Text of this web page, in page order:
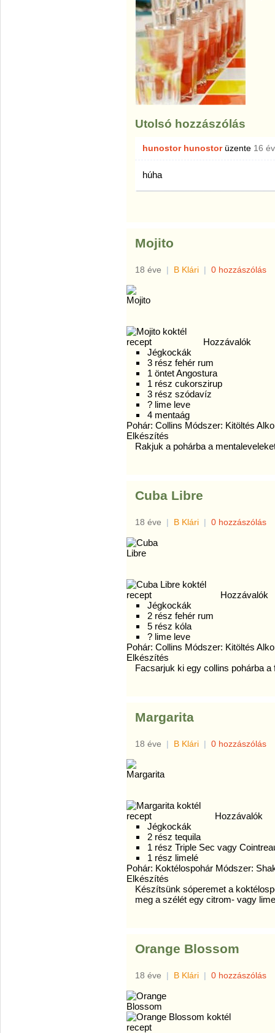
Utolsó hozzászólás
hunostor hunostorüzente 16
húha
Mojito
18 éve | B Klári | 0 hozzászólás
Hozzávalók
Jégkockák
3 rész fehér rum
1 öntet Angostura
1 rész cukorszirup
3 rész szódavíz
? lime leve
4 mentaág
Pohár: Collins Módszer: Kitöltés
Elkészítés
Rakjuk a pohárba a
Cuba Libre
18 éve | B Klári | 0 hozzászólás
Hozzávalók
Jégkockák
2 rész fehér rum
5 rész kóla
? lime leve
Pohár: Collins Módszer: Kitöltés
Elkészítés
Facsarjuk ki egy collins pohárba a
Margarita
18 éve | B Klári | 0 hozzászólás
Hozzávalók
Jégkockák
2 rész tequila
1 rész Triple Sec vagy
1 rész limelé
Pohár: Koktélospohár Módszer:
Elkészítés
Készítsünk sóperemet a
meg a szélét egy citrom- vagy
Orange Blossom
18 éve | B Klári | 0 hozzászólás